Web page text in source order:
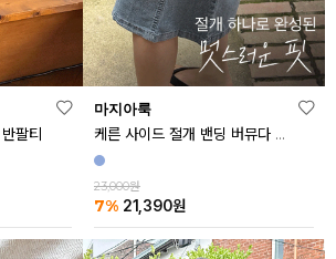
팔티
마지아룩
케른 사이드 절개 밴딩 버뮤다 데님 반바지
23,000원
7% 21,390원